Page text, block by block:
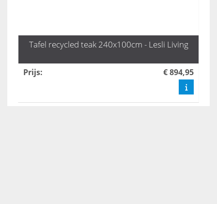
Tafel recycled teak 240x100cm - Lesli Living
Prijs: € 894,95